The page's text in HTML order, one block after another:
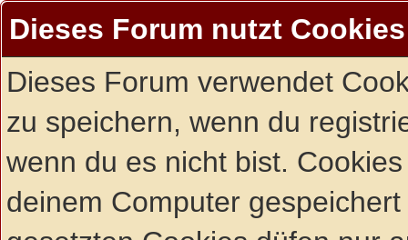
Dieses Forum nutzt Cookies
Dieses Forum verwendet
zu speichern, wenn du
wenn du es nicht bist.
deinem Computer